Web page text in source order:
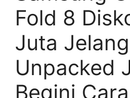
Fold 8
Juta Jelang
Unpacked
Begini Cara